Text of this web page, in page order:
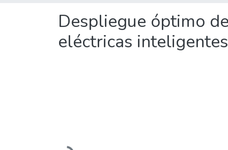
Despliegue óptimo
eléctricas inteligentes